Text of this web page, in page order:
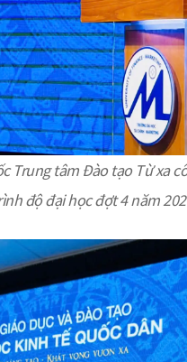
Trung tâm Đào tạo Từ
độ đại học đợt 4 năm